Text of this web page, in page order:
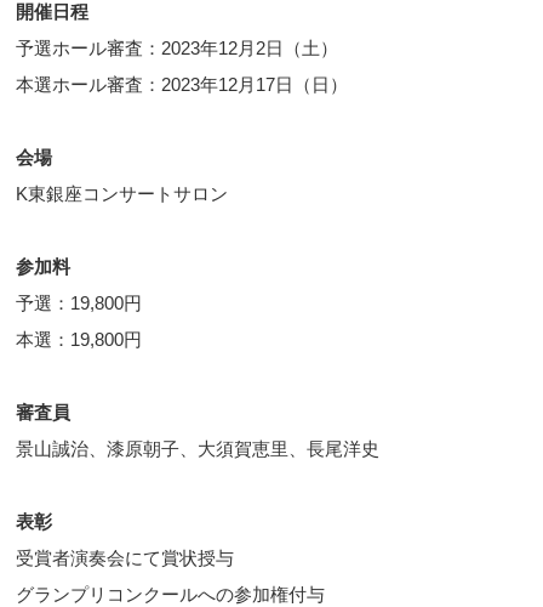
開催日程
予選ホール審査：2023年12月2日（土）
本選ホール審査：2023年12月17日（日）
会場
K東銀座コンサートサロン
参加料
予選：19,800円
本選：19,800円
審査員
景山誠治、漆原朝子、大須賀恵里、長尾洋史
表彰
受賞者演奏会にて賞状授与
グランプリコンクールへの参加権付与